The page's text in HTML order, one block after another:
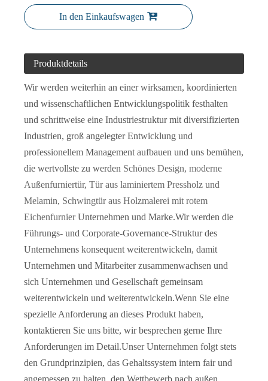
Alwew Design China Aluminium Toilette Badezimmer Küche Dekoration Aluminium Glas Schwingtür Maßgeschneiderte rustikale Designs Erlenholz-Schiebetür aus knorrigem Kiefernholz, erstklassiges weißes Scheunentor für Nordamerika
2-teilige, robuste Innentür für Schüttler aus Kiefernholz (JHK-SK08)
In den Einkaufswagen
Produktdetails
Wir werden weiterhin an einer wirksamen, koordinierten
und wissenschaftlichen Entwicklungspolitik festhalten
und schrittweise eine Industriestruktur mit diversifizierten
Industrien, groß angelegter Entwicklung und
professionellem Management aufbauen und uns bemühen,
die wertvollste zu werden Schönes Design, moderne
Außenfurniertür, Tür aus laminiertem Pressholz und
Melamin, Schwingtür aus Holzmalerei mit rotem
EichenfurnierUnternehmen und Marke.Wir werden die
Führungs- und Corporate-Governance-Struktur des
Unternehmens konsequent weiterentwickeln, damit
Unternehmen und Mitarbeiter zusammenwachsen und
sich Unternehmen und Gesellschaft gemeinsam
weiterentwickeln und weiterentwickeln.Wenn Sie eine
spezielle Anforderung an dieses Produkt haben,
kontaktieren Sie uns bitte, wir besprechen gerne Ihre
Anforderungen im Detail.Unser Unternehmen folgt stets
den Grundprinzipien, das Gehaltssystem intern fair und
angemessen zu halten, den Wettbewerb nach außen